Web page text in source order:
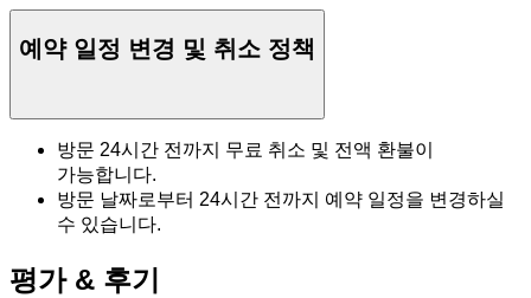
예약 일정 변경 및 취소 정책
방문 24시간 전까지 무료 취소 및 전액 환불이
가능합니다.
방문 날짜로부터 24시간 전까지 예약 일정을 변경하실
수 있습니다.
평가 & 후기